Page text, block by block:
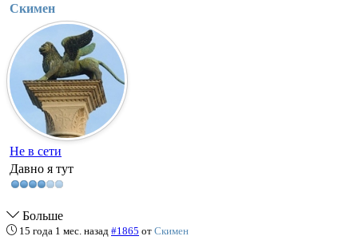
Скимен
Не в сети
Давно я тут
Больше
15 года 1 мес. назад #1865 от Скимен